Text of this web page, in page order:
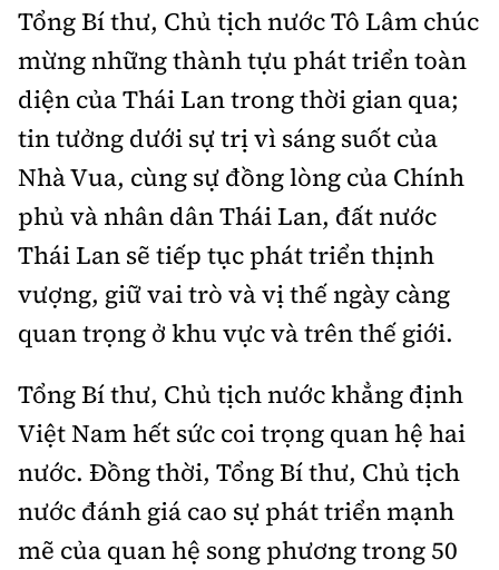
Tổng Bí thư, Chủ tịch nước Tô Lâm chúc
mừng những thành tựu phát triển toàn
diện của Thái Lan trong thời gian qua;
tin tưởng dưới sự trị vì sáng suốt của
Nhà Vua, cùng sự đồng lòng của Chính
phủ và nhân dân Thái Lan, đất nước
Thái Lan sẽ tiếp tục phát triển thịnh
vượng, giữ vai trò và vị thế ngày càng
quan trọng ở khu vực và trên thế giới.
Tổng Bí thư, Chủ tịch nước khẳng định
Việt Nam hết sức coi trọng quan hệ hai
nước. Đồng thời, Tổng Bí thư, Chủ tịch
nước đánh giá cao sự phát triển mạnh
mẽ của quan hệ song phương trong 50